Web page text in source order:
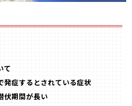
て
発症するとされている症状
伏期間が長い